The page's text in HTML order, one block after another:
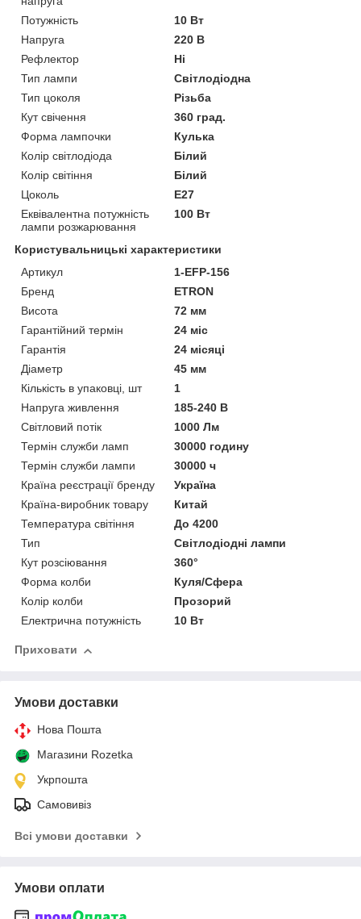
Потужність
10 Вт
Напруга
220 В
Рефлектор
Ні
Тип лампи
Світлодіодна
Тип цоколя
Різьба
Кут свічення
360 град.
Форма лампочки
Кулька
Колір світлодіода
Білий
Колір світіння
Білий
Цоколь
E27
Еквівалентна потужність
лампи розжарювання
100 Вт
Користувальницькі характеристики
Артикул
1-EFP-156
Бренд
ETRON
Висота
72 мм
Гарантійний термін
24 міс
Гарантія
24 місяці
Діаметр
45 мм
Кількість в упаковці, шт
1
Напруга живлення
185-240 В
Світловий потік
1000 Лм
Термін служби ламп
30000 годину
Термін служби лампи
30000 ч
Країна реєстрації бренду
Україна
Країна-виробник товару
Китай
Температура світіння
До 4200
Тип
Світлодіодні лампи
Кут розсіювання
360°
Форма колби
Куля/Сфера
Колір колби
Прозорий
Електрична потужність
10 Вт
Приховати
Умови доставки
Нова Пошта
Магазини Rozetka
Укрпошта
Самовивіз
Всі умови доставки
Умови оплати